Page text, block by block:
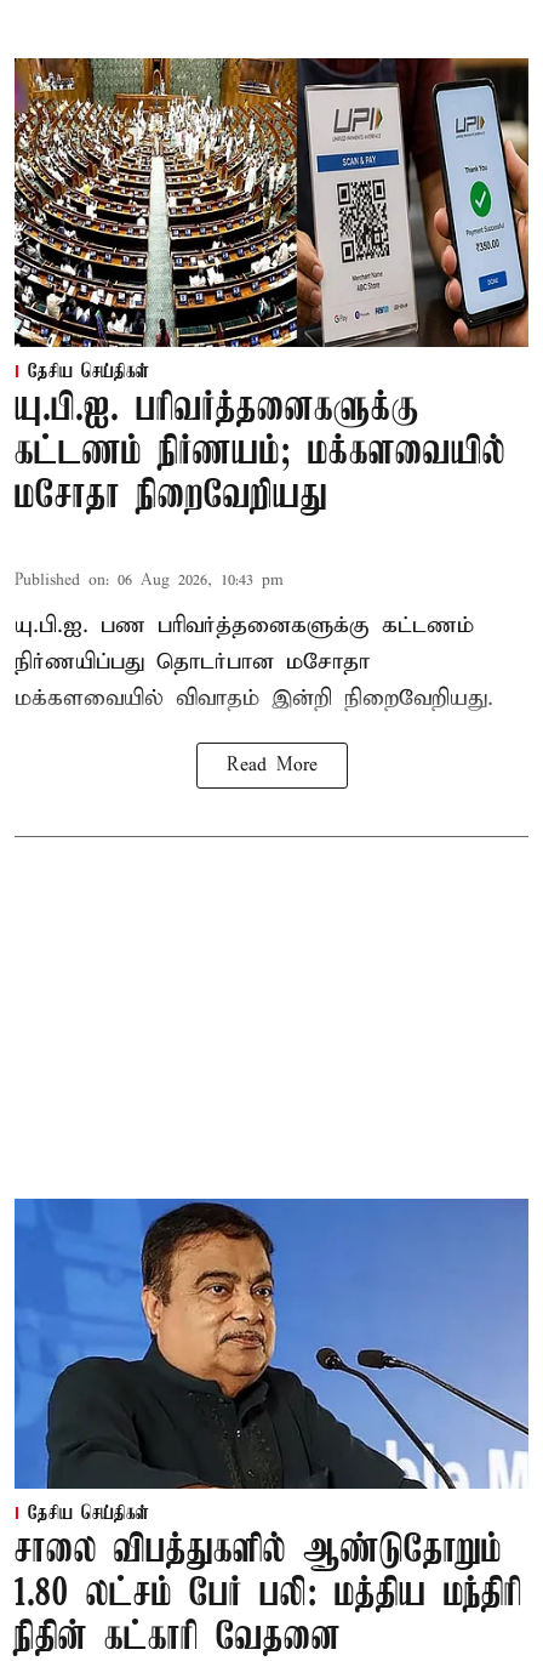
தேசிய செய்திகள்
யு.பி.ஐ. பரிவர்த்தனைகளுக்கு
கட்டணம் நிர்ணயம்; மக்களவையில்
மசோதா நிறைவேறியது
Published on: 06 Aug 2026, 10:43 pm
யு.பி.ஐ. பண பரிவர்த்தனைகளுக்கு கட்டணம்
நிர்ணயிப்பது தொடர்பான மசோதா
மக்களவையில் விவாதம் இன்றி நிறைவேறியது.
Read More
தேசிய செய்திகள்
சாலை விபத்துகளில் ஆண்டுதோறும்
1.80 லட்சம் பேர் பலி: மத்திய மந்திரி
நிதின் கட்காரி வேதனை